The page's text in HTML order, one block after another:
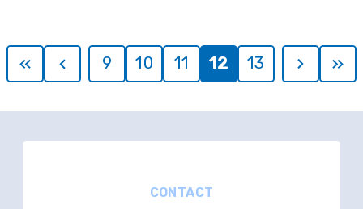
9 10 11 12 13
CONTACT